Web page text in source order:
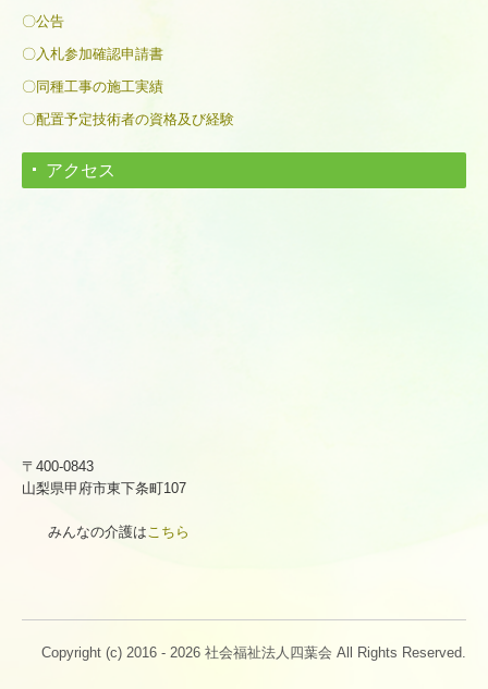
〇公告
〇入札参加確認申請書
〇同種工事の施工実績
〇配置予定技術者の資格及び経験
アクセス
〒400-0843
山梨県甲府市東下条町107
みんなの介護は こちら
Copyright (c) 2016 - 2026 社会福祉法人四葉会 All Rights Reserved.